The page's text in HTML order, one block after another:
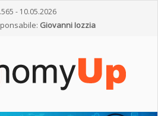
- 10.05.2026
Giovanni Iozzia